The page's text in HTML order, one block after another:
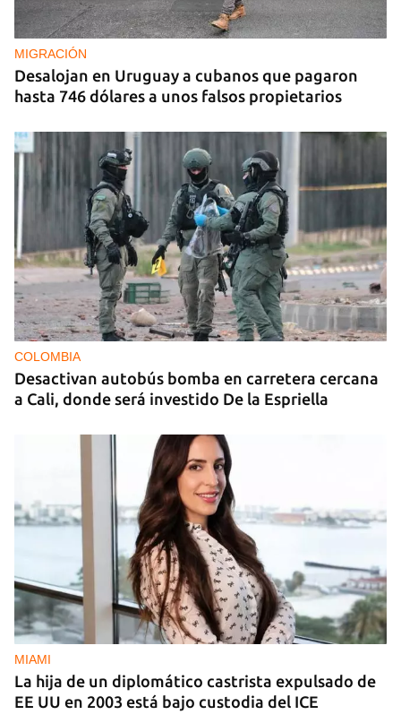
La Seguridad del Estado realiza operativos en el
aniversario del Maleconazo
MIGRACIÓN
Desalojan en Uruguay a cubanos que pagaron
hasta 746 dólares a unos falsos propietarios
COLOMBIA
Desactivan autobús bomba en carretera cercana
a Cali, donde será investido De la Espriella
MIAMI
La hija de un diplomático castrista expulsado de
EE UU en 2003 está bajo custodia del ICE